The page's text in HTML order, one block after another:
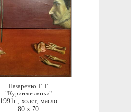
Назаренко Т. Г.
"Куриные лапки"
1991г., холст, масло
80 x 70